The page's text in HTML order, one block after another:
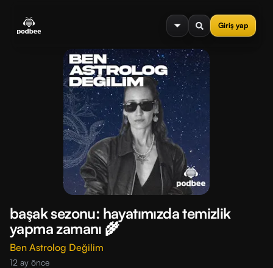
Giriş yap
menu
başak sezonu: hayatımızda temizlik
yapma zamanı 🌾
Ben Astrolog Değilim
12 ay önce